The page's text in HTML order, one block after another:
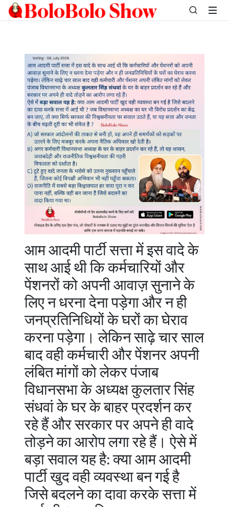
आम आदमी पार्टी सत्ता में इस वादे के
साथ आई थी कि कर्मचारियों और
पेंशनरों को अपनी आवाज़ सुनाने के
लिए न धरना देना पड़ेगा और न ही
जनप्रतिनिधियों के घरों का घेराव
करना पड़ेगा। लेकिन साढ़े चार साल
बाद वही कर्मचारी और पेंशनर अपनी
लंबित मांगों को लेकर पंजाब
विधानसभा के अध्यक्ष कुलतार सिंह
संधवां के घर के बाहर प्रदर्शन कर
रहे हैं और सरकार पर अपने ही वादे
तोड़ने का आरोप लगा रहे हैं। ऐसे में
बड़ा सवाल यह है: क्या आम आदमी
पार्टी खुद वही व्यवस्था बन गई है
जिसे बदलने का दावा करके सत्ता में